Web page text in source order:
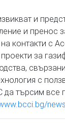
и
и пренос
контакти с
за
с
да търсим все